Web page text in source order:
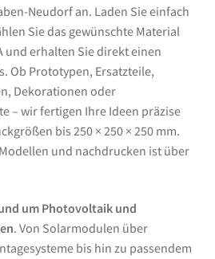
Neudorf an. Laden Sie einfach
Sie das gewünschte Material
und erhalten Sie direkt einen
Ob Prototypen, Ersatzteile,
Dekorationen oder
– wir fertigen Ihre Ideen präzise
bis 250 × 250 × 250 mm.
und nachdrucken ist über
um Photovoltaik und
. Von Solarmodulen über
bis hin zu passendem